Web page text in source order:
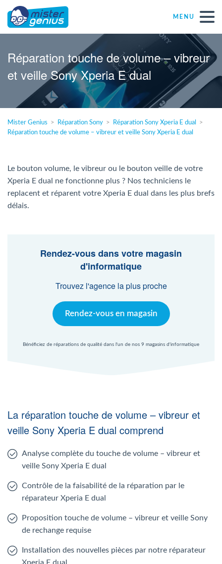
MENU
Réparations – Dépannages
Magasins informatiques toutes marques
Particulier
PME
ASBL
Agent Mac
Nl
Réparation touche de volume – vibreur
et veille Sony Xperia E dual
Mister Genius Réparation Sony
Réparation Sony Xperia E dual
Réparation touche de volume – vibreur et veille Sony Xperia E dual
Le bouton volume, le vibreur ou le bouton veille de votre
Xperia E dual ne fonctionne plus ? Nos techniciens le
replacent et réparent votre Xperia E dual dans les plus brefs
délais.
Rendez-vous dans votre magasin
d'informatique
Trouvez l'agence la plus proche
Rendez-vous en magasin
Bénéficiez de réparations de qualité dans l'un de nos 9 magasins d'informatique
La réparation touche de volume – vibreur et
veille Sony Xperia E dual comprend
Analyse complète du touche de volume – vibreur et
veille Sony Xperia E dual
Contrôle de la faisabilité de la réparation par le
réparateur Xperia E dual
Proposition touche de volume – vibreur et veille Sony
de rechange requise
Installation des nouvelles pièces par notre réparateur